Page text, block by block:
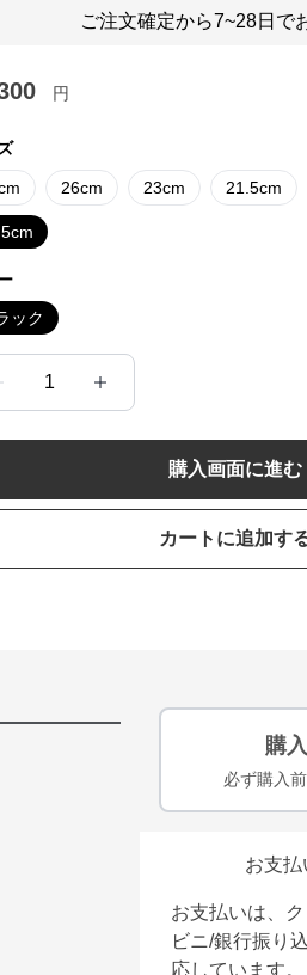
ご注文確定から7~28日で
円
26cm 23cm 21.5cm
ック
1
購入画面に進む
カートに追加す
購
必ず購入
お支払
お支払いは、
ビニ/銀行振り
応しています。